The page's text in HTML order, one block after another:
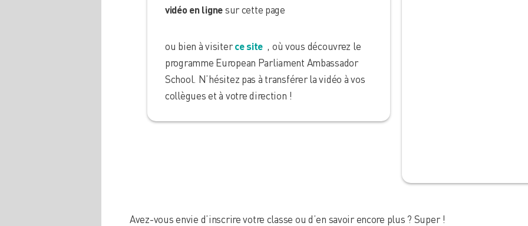
vidéo en lignesur cette page
ou bien à visiterce site , où vous découvrez le
programme European Parliament Ambassador
School. N’hésitez pas à transférer la vidéo à vos
collègues et à votre direction !
Avez-vous envie d’inscrire votre classe ou d’en savoir encore plus ? Super !